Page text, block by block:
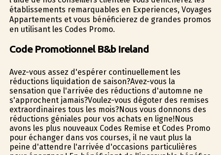
établissements remarquables en Experiences, Voyages
Appartements et vous bénéficierez de grandes promos
en utilisant les Codes Promo.
Code Promotionnel B&b Ireland
Avez-vous assez d'espérer continuellement les
réductions liquidation de saison?Avez-vous la
sensation que l'arrivée des réductions d'automne ne
s'approchent jamais?Voulez-vous dégoter des remises
extraordinaires tous les mois?Nous vous donnons des
réductions géniales pour vos achats en ligne!Nous
avons les plus nouveaux Codes Remise et Codes Promo
pour échanger dans vos courses, il ne vaut plus la
peine d'attendre l'arrivée d'occasions particulières